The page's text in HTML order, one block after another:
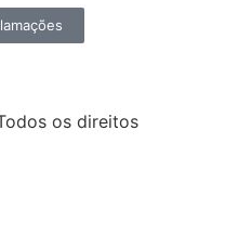
os direitos